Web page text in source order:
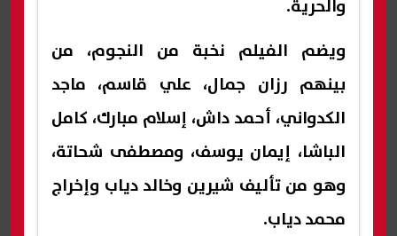
والحرية.
ويضم الفيلم نخبة من النجوم، من
بينهم رزان جمال، علي قاسم، ماجد
الكدواني، أحمد داش، إسلام مبارك، كامل
الباشا، إيمان يوسف، ومصطفى شحاتة،
وهو من تأليف شيرين وخالد دياب وإخراج
محمد دياب.